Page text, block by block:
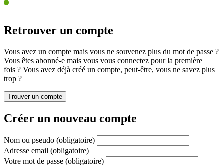
Retrouver un compte
Vous avez un compte mais vous ne souvenez plus du mot de passe ?
Vous êtes abonné-e mais vous vous connectez pour la première
fois ? Vous avez déjà créé un compte, peut-être, vous ne savez plus
trop ?
Créer un nouveau compte
Nom ou pseudo (obligatoire)
Adresse email (obligatoire)
Votre mot de passe (obligatoire)